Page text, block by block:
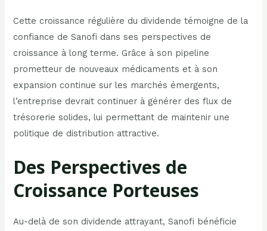
Cette croissance régulière du dividende témoigne de la
confiance de Sanofi dans ses perspectives de
croissance à long terme. Grâce à son pipeline
prometteur de nouveaux médicaments et à son
expansion continue sur les marchés émergents,
l’entreprise devrait continuer à générer des flux de
trésorerie solides, lui permettant de maintenir une
politique de distribution attractive.
Des Perspectives de
Croissance Porteuses
Au-delà de son dividende attrayant, Sanofi bénéficie